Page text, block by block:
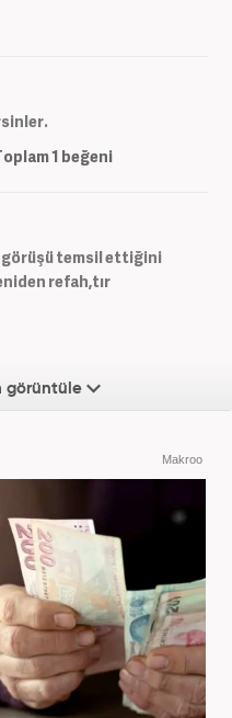
1 beğeni
görüşü temsil ettiğini
refah,tır
görüntüle
Makroo